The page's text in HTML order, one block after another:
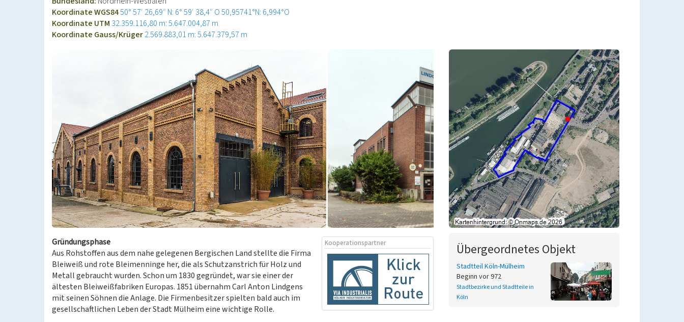
Koordinate WGS8450° 57′ 26,69″ N: 6° 59′ 38,4″ O50,95741°N: 6,994°O
Koordinate UTM 32.359.116,80 m: 5.647.004,87 m
Koordinate Gauss/Krüger2.569.883,01 m: 5.647.379,57 m
Kooperationspartner
Gründungsphase
Aus Rohstoffen aus dem nahe gelegenen Bergischen Land stellte die Firma
Bleiweiß und rote Bleimenninge her, die als Schutzanstrich für Holz und
Metall gebraucht wurden. Schon um 1830 gegründet, war sie einer der
ältesten Bleiweißfabriken Europas. 1851 übernahm Carl Anton Lindgens
mit seinen Söhnen die Anlage. Die Firmenbesitzer spielten bald auch im
gesellschaftlichen Leben der Stadt Mülheim eine wichtige Rolle.
Übergeordnetes Objekt
Stadtteil Köln-Mülheim
Beginn vor 972
Stadtbezirke und Stadtteile in
Köln